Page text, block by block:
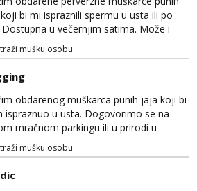
parova. Posve otvoreni i perverzni i
druženja bez stida i...
bi mi ispraznili spermu u usta ili po
Dostupna u večernjim satima. Može i
dogging grupno u prirodi, na parkingu, u
prostoru, kamionu, kombiju ... Pohotna
jahačica na kurcu. Javi se na mail za
Prednost je opis i slika kurca u prvoj
u mailu (samo obdareni, koji dobro
perverzni, s jačim seksualnim
mušku osobu
obdarenog muškarca punih jaja koji bi
ispraznuo u usta. Dogovorimo se na
mračnom parkingu ili u prirodi u
satima. Dočekam te u autu,
pozor, daš mi ga u usta i iscijedim ti
kraja. Možeš me i naguziti. Nina CD
mušku osobu